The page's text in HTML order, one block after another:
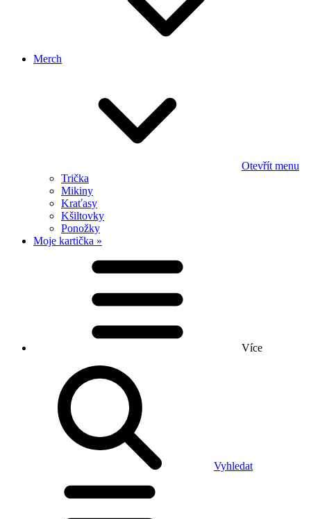
Merch
Otevřít menu
Trička
Mikiny
Kraťasy
Kšiltovky
Ponožky
Moje kartička »
Více
Vyhledat